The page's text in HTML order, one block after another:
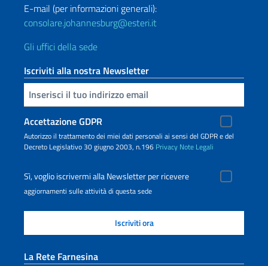
E-mail (per informazioni generali):
consolare.johannesburg@esteri.it
Gli uffici della sede
Iscriviti alla nostra Newsletter
Inserisci la tua email
Accettazione GDPR
Autorizzo il trattamento dei miei dati personali ai sensi del GDPR e del
Decreto Legislativo 30 giugno 2003, n.196 Privacy Note Legali
Sì, voglio iscrivermi alla Newsletter per ricevere
aggiornamenti sulle attività di questa sede
La Rete Farnesina